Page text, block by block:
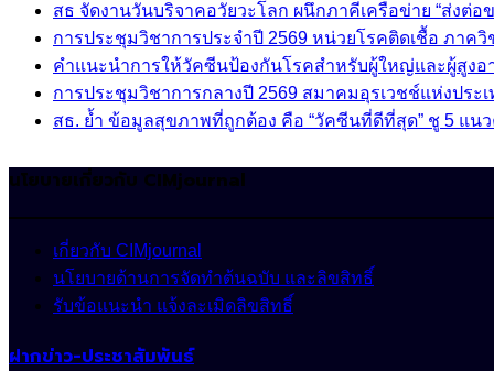
สธ จัดงานวันบริจาคอวัยวะโลก ผนึกภาคีเครือข่าย “ส่งต่
การประชุมวิชาการประจำปี 2569 หน่วยโรคติดเชื้อ ภา
คำแนะนำการให้วัคซีนป้องกันโรคสำหรับผู้ใหญ่และผู้สูงอ
การประชุมวิชาการกลางปี 2569 สมาคมอุรเวชช์แห่งประ
สธ. ย้ำ ข้อมูลสุขภาพที่ถูกต้อง คือ “วัคซีนที่ดีที่สุด” ชู 5 แน
นโยบายเกี่ยวกับ CIMjournal
เกี่ยวกับ CIMjournal
นโยบายด้านการจัดทำต้นฉบับ และลิขสิทธิ์
รับข้อแนะนำ แจ้งละเมิดลิขสิทธิ์
ฝากข่าว-ประชาสัมพันธ์